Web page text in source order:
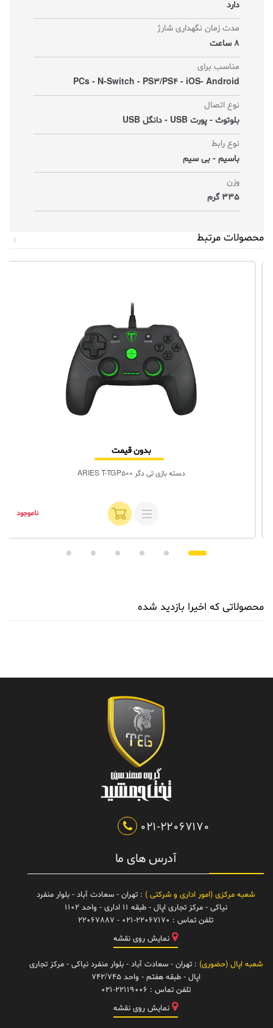
دارد
مدت زمان نگهداری شارژ
8 ساعت
مناسب برای
PCs - N-Switch - PS3/PS4 - iOS- Android
نوع اتصال
بلوتوث - پورت USB - دانگل USB
نوع رابط
باسیم - بی سیم
وزن
335 گرم
محصولات مرتبط
بدون قیمت
دسته بازی تی دگر ARIES T-TGP500
ناموجود
محصولاتی که اخیرا بازدید شده
021-22067170
آدرس های ما
شعبه مرکزی (امور اداری و شرکتی ) : تهران - سعادت آباد - بلوار منفرد
نیاکی - مرکز تجاری اپال - طبقه 11 اداری - واحد 1102
تلفن تماس : 021-22067170 - 22067887
نمایش روی نقشه
شعبه اپال (حضوری) : تهران - سعادت آباد - بلوار منفرد نیاکی - مرکز تجاری
اپال - طبقه هفتم - واحد 742/745
تلفن تماس : 021-22119006
نمایش روی نقشه